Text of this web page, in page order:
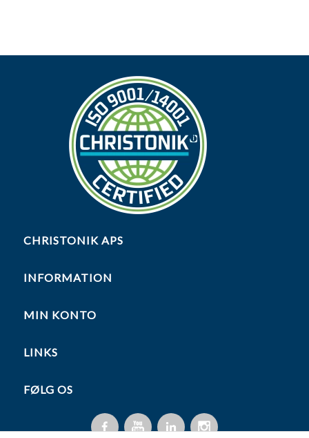
CHRISTONIK APS
INFORMATION
MIN KONTO
LINKS
FØLG OS